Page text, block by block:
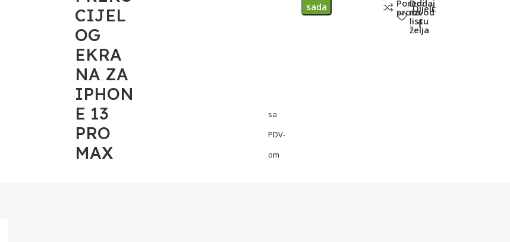
CIJEL
OG
EKRA
NA ZA
IPHON
E 13
PRO
MAX
sa
PDV-
om
sada
Poredi
proizvod
Dodaj
na
listu
želja
Dijeli: